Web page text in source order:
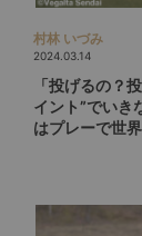
村林 いづみ
2024.03.14
「投げるの？
イント”でいき
はプレーで世